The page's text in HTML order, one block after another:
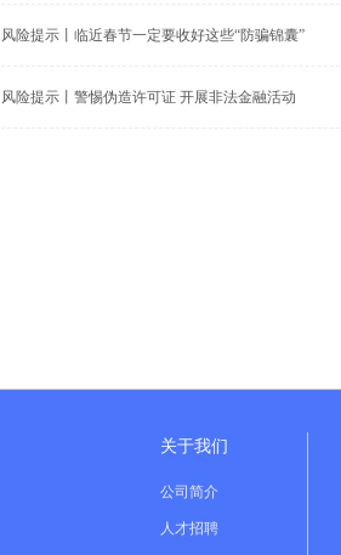
风险提示丨临近春节一定要收好这些“防骗锦囊”
风险提示丨警惕伪造许可证 开展非法金融活动
关于我们
公司简介
人才招聘